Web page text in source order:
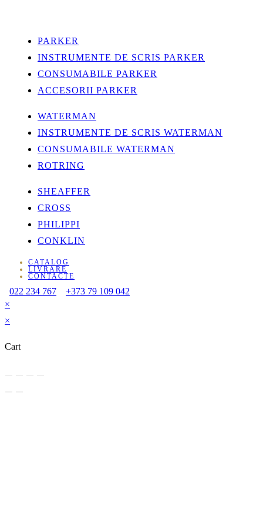
PARKER
INSTRUMENTE DE SCRIS PARKER
CONSUMABILE PARKER
ACCESORII PARKER
WATERMAN
INSTRUMENTE DE SCRIS WATERMAN
CONSUMABILE WATERMAN
ROTRING
SHEAFFER
CROSS
PHILIPPI
CONKLIN
CATALOG
LIVRARE
CONTACTE
022 234 767
+373 79 109 042
×
×
Cart